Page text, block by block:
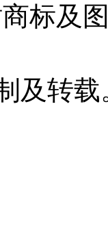
标及
及转